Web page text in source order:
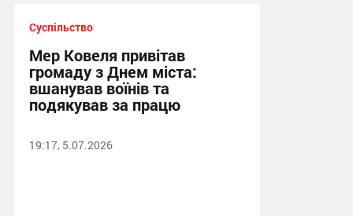
Суспільство
Мер Ковеля привітав
громаду з Днем міста:
вшанував воїнів та
подякував за працю
19:17, 5.07.2026